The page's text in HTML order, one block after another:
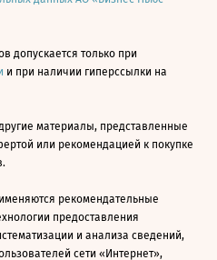
допускается только при
и при наличии гиперссылки на
материалы, представленные
или рекомендацией к покупке
рекомендательные
предоставления
и анализа сведений,
сети «Интернет»,